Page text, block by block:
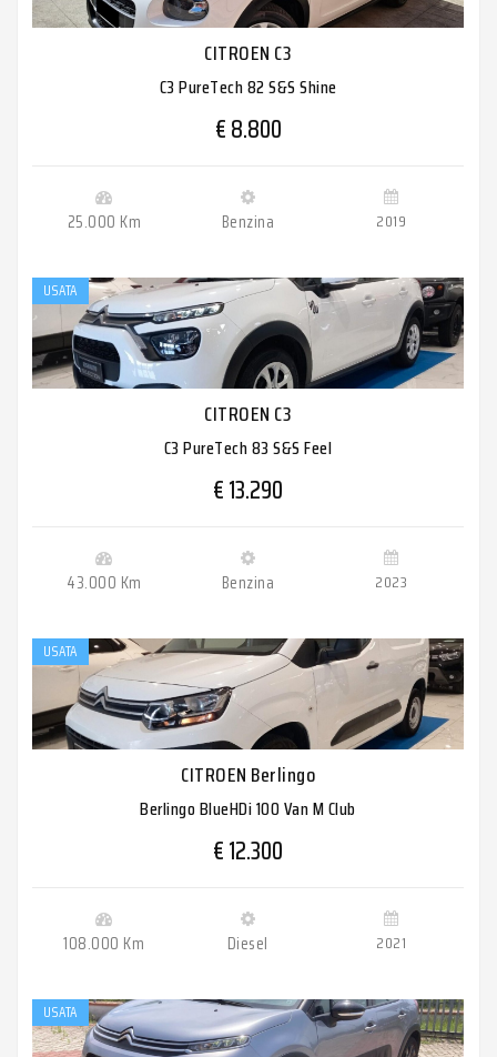
CITROEN C3
C3 PureTech 82 S&S Shine
€ 8.800
25.000 Km Benzina 2019
USATA
CITROEN C3
C3 PureTech 83 S&S Feel
€ 13.290
43.000 Km Benzina 2023
USATA
CITROEN Berlingo
Berlingo BlueHDi 100 Van M Club
€ 12.300
108.000 Km Diesel 2021
USATA